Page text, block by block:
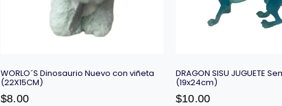
WORLO´S Dinosaurio Nuevo con viñeta
(22X15CM)
$8.00
DRAGON SISU JUGUETE
(19x24cm)
$10.00